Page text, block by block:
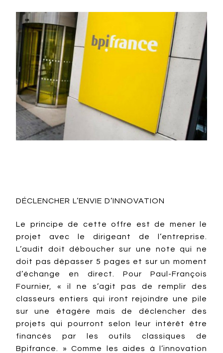
DÉCLENCHER L’ENVIE D’INNOVATION
Le principe de cette offre est de mener le
projet avec le dirigeant de l’entreprise.
L’audit doit déboucher sur une note qui ne
doit pas dépasser 5 pages et sur un moment
d’échange en direct. Pour Paul-François
Fournier, « il ne s’agit pas de remplir des
classeurs entiers qui iront rejoindre une pile
sur une étagère mais de déclencher des
projets qui pourront selon leur intérêt être
financés par les outils classiques de
Bpifrance. » Comme les aides à l’innovation